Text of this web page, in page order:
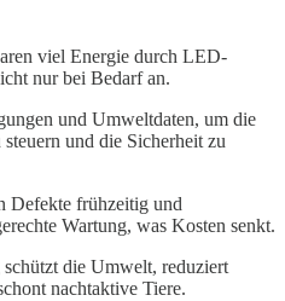
viel Energie durch LED-
nur bei Bedarf an.
und Umweltdaten, um die
und die Sicherheit zu
Defekte frühzeitig und
Wartung, was Kosten senkt.
die Umwelt, reduziert
nachtaktive Tiere.